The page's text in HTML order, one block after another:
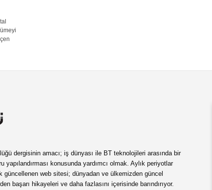
dergisinin amacı; iş dünyası ile BT teknolojileri arasında bir
yapılandırması konusunda yardımcı olmak. Aylık periyotlar
güncellenen web sitesi; dünyadan ve ülkemizden güncel
başarı hikayeleri ve daha fazlasını içerisinde barındırıyor.